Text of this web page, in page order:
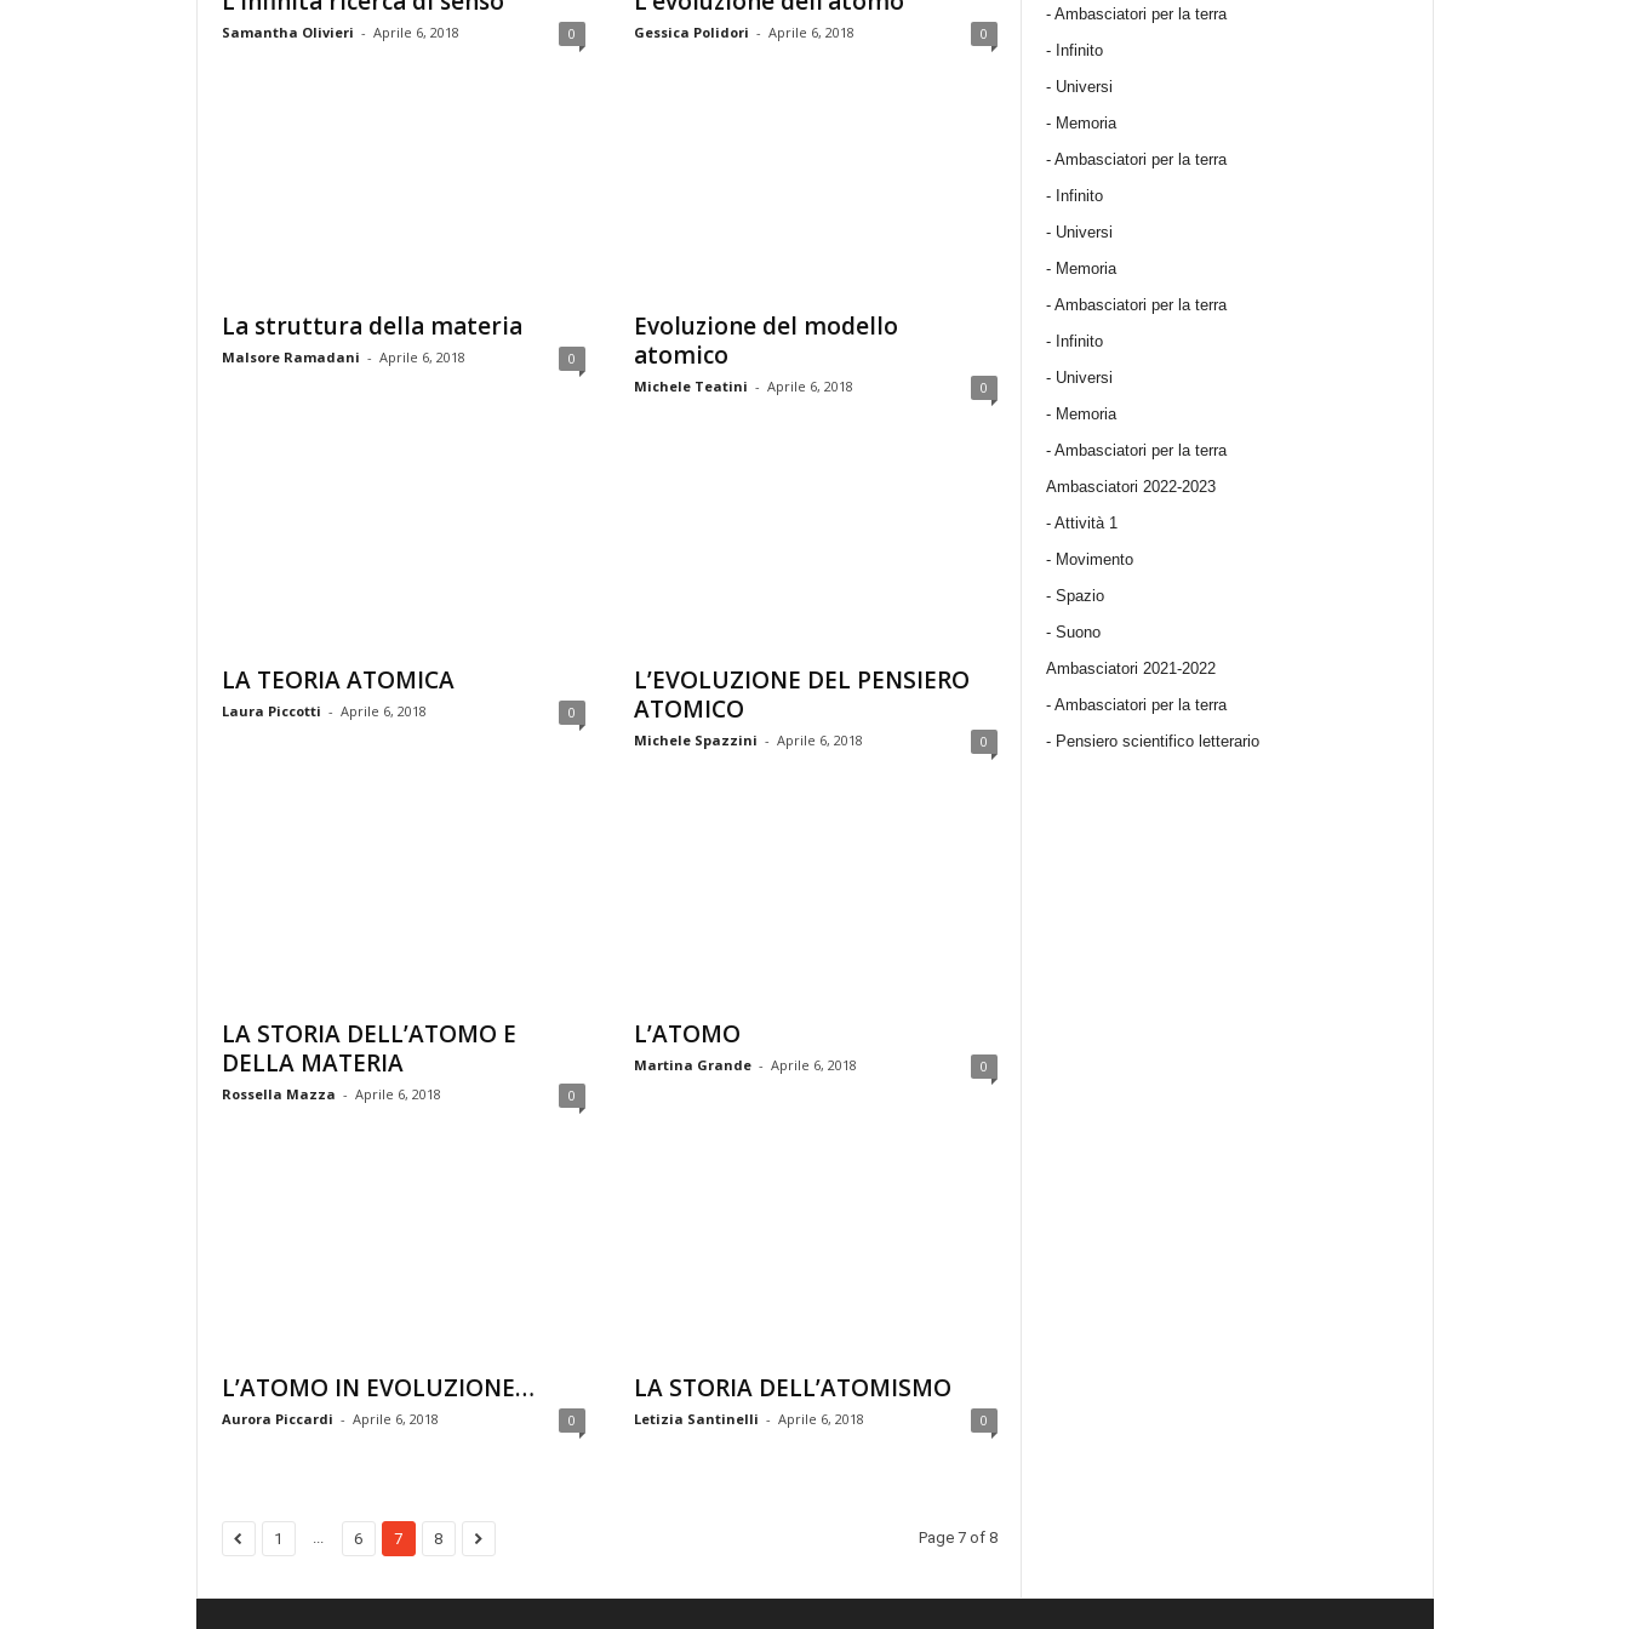
Samantha Olivieri - Aprile 6, 2018 0 Gessica Polidori - Aprile 6, 2018 0
La struttura della materia
Malsore Ramadani - Aprile 6, 2018 0
Evoluzione del modello
atomico
Michele Teatini - Aprile 6, 2018 0
LA TEORIA ATOMICA
Laura Piccotti - Aprile 6, 2018 0
L’EVOLUZIONE DEL PENSIERO
ATOMICO
Michele Spazzini - Aprile 6, 2018 0
LA STORIA DELL’ATOMO E
DELLA MATERIA
Rossella Mazza - Aprile 6, 2018 0
L’ATOMO
Martina Grande - Aprile 6, 2018 0
L’ATOMO IN EVOLUZIONE…
Aurora Piccardi - Aprile 6, 2018 0
LA STORIA DELL’ATOMISMO
Letizia Santinelli - Aprile 6, 2018 0
1 ... 6 7 8 Page 7 of 8
- Ambasciatori per la terra
- Infinito
- Universi
- Memoria
- Ambasciatori per la terra
- Infinito
- Universi
- Memoria
- Ambasciatori per la terra
- Infinito
- Universi
- Memoria
- Ambasciatori per la terra
Ambasciatori 2022-2023
- Attività 1
- Movimento
- Spazio
- Suono
Ambasciatori 2021-2022
- Ambasciatori per la terra
- Pensiero scientifico letterario